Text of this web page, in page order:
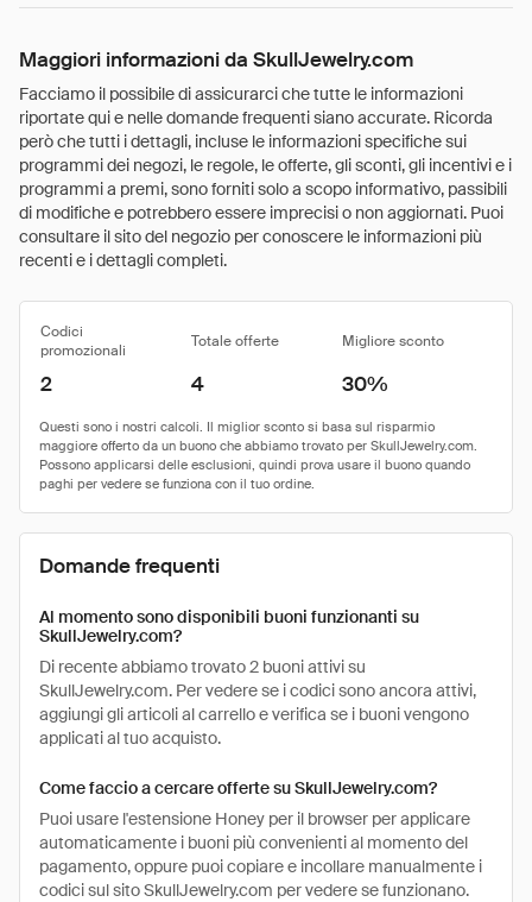
Maggiori informazioni da SkullJewelry.com
Facciamo il possibile di assicurarci che tutte le informazioni
riportate qui e nelle domande frequenti siano accurate. Ricorda
però che tutti i dettagli, incluse le informazioni specifiche sui
programmi dei negozi, le regole, le offerte, gli sconti, gli incentivi e i
programmi a premi, sono forniti solo a scopo informativo, passibili
di modifiche e potrebbero essere imprecisi o non aggiornati. Puoi
consultare il sito del negozio per conoscere le informazioni più
recenti e i dettagli completi.
Codici
promozionali
Totale offerte Migliore sconto
2 4 30%
Domande frequenti
Al momento sono disponibili buoni funzionanti su
SkullJewelry.com?
Di recente abbiamo trovato 2 buoni attivi su
SkullJewelry.com. Per vedere se i codici sono ancora attivi,
aggiungi gli articoli al carrello e verifica se i buoni vengono
applicati al tuo acquisto.
Come faccio a cercare offerte su SkullJewelry.com?
Puoi usare l'estensione Honey per il browser per applicare
automaticamente i buoni più convenienti al momento del
pagamento, oppure puoi copiare e incollare manualmente i
codici sul sito SkullJewelry.com per vedere se funzionano.